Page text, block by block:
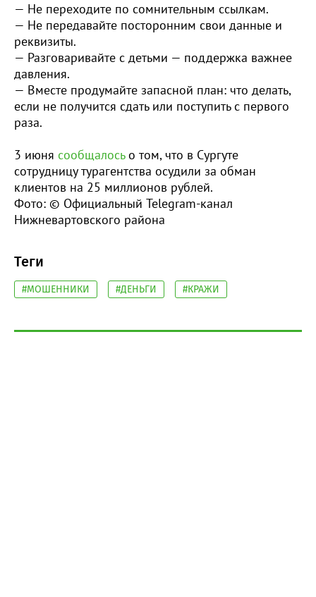
— Не переходите по сомнительным ссылкам.
— Не передавайте посторонним свои данные и
реквизиты.
— Разговаривайте с детьми — поддержка важнее
давления.
— Вместе продумайте запасной план: что делать,
если не получится сдать или поступить с первого
раза.
3 июня сообщалосьо том, что в Сургуте
сотрудницу турагентства осудили за обман
клиентов на 25 миллионов рублей.
Фото: © Официальный Telegram-канал
Нижневартовского района
Теги
#МОШЕННИКИ #ДЕНЬГИ #КРАЖИ